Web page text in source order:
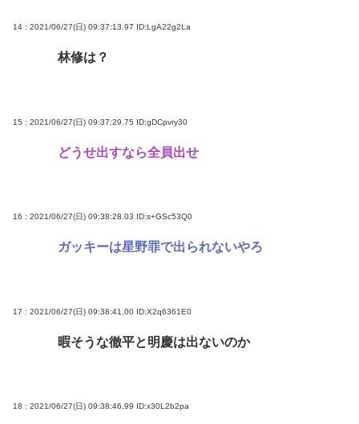
14 : 2021/06/27(日) 09:37:13.97 ID:LgA22g2La
林修は？
15 : 2021/06/27(日) 09:37:29.75 ID:gDCpvry30
どうせ出すなら全員出せ
16 : 2021/06/27(日) 09:38:28.03 ID:s+GSc53Q0
ガッキーは星野罪で出られないやろ
17 : 2021/06/27(日) 09:38:41.00 ID:X2q6361E0
暇そうな徹平と明慶は出ないのか
18 : 2021/06/27(日) 09:38:46.99 ID:x30L2b2pa